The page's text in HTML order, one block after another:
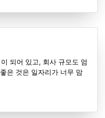
되어 있고, 회사 규모도 엄
은 것은 일자리가 너무 맘